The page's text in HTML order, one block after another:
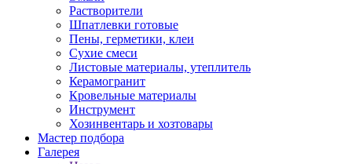
Растворители
Шпатлевки готовые
Пены, герметики, клеи
Сухие смеси
Листовые материалы, утеплитель
Керамогранит
Кровельные материалы
Инструмент
Хозинвентарь и хозтовары
Мастер подбора
Галерея